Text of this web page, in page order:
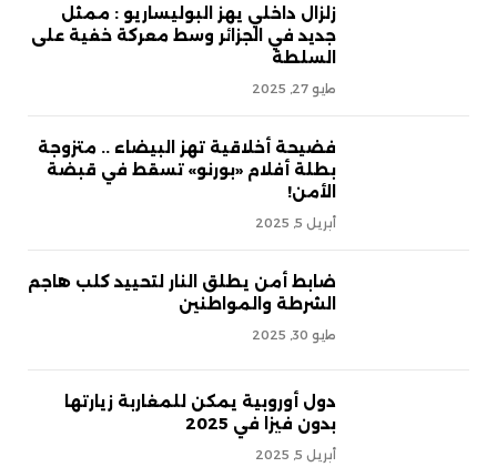
زلزال داخلي يهز البوليساريو : ممثل
جديد في الجزائر وسط معركة خفية على
السلطة
مايو 27, 2025
فضيحة أخلاقية تهز البيضاء .. متزوجة
بطلة أفلام «بورنو» تسقط في قبضة
الأمن!
أبريل 5, 2025
ضابط أمن يطلق النار لتحييد كلب هاجم
الشرطة والمواطنين
مايو 30, 2025
دول أوروبية يمكن للمغاربة زيارتها
بدون فيزا في 2025
أبريل 5, 2025